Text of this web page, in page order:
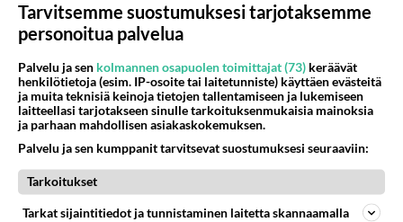
Tarvitsemme suostumuksesi tarjotaksemme
personoitua palvelua
Palvelu ja sen kolmannen osapuolen toimittajat (73) keräävät
henkilötietoja (esim. IP-osoite tai laitetunniste) käyttäen evästeitä
ja muita teknisiä keinoja tietojen tallentamiseen ja lukemiseen
laitteellasi tarjotakseen sinulle tarkoituksenmukaisia mainoksia
ja parhaan mahdollisen asiakaskokemuksen.
Palvelu ja sen kumppanit tarvitsevat suostumuksesi seuraaviin:
Tarkoitukset
Tarkat sijaintitiedot ja tunnistaminen laitetta skannaamalla